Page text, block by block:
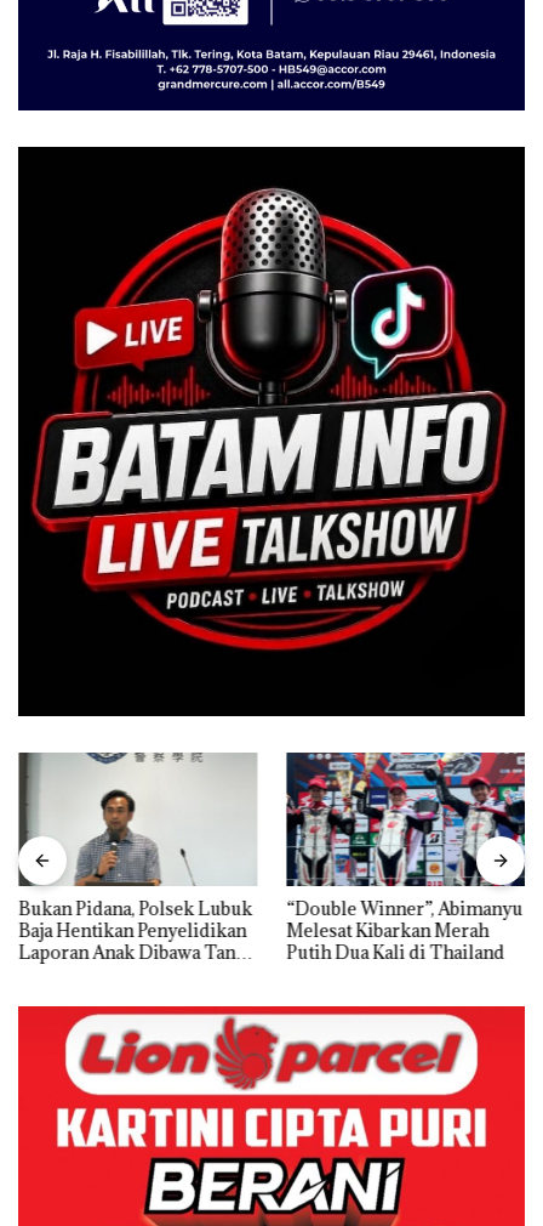
Bukan Pidana, Polsek Lubuk
Baja Hentikan Penyelidikan
Laporan Anak Dibawa Tanpa
“Double Winner”, Abimanyu
Melesat Kibarkan Merah
Putih Dua Kali di Thailand